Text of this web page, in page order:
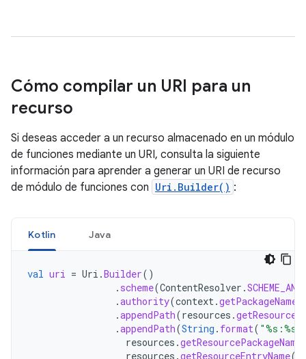
Cómo compilar un URI para un
recurso
Si deseas acceder a un recurso almacenado en un módulo
de funciones mediante un URI, consulta la siguiente
información para aprender a generar un URI de recurso
de módulo de funciones con Uri.Builder() :
Kotlin Java
val uri = Uri .Builder()
. scheme(ContentResolver .
.authority(context.getPackageName
.appendPath(resources .
.appendPath(String . format( "%s:%s"
resources .getResourcePackageName
resources .getResourceEntryName(